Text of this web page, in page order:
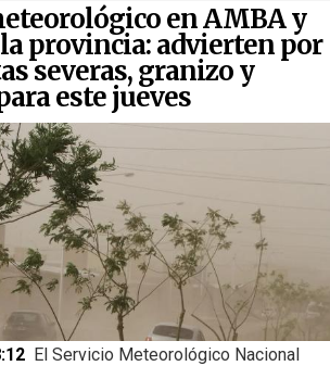
en AMBA y
provincia: advierten por
severas, granizo y
este jueves
El Servicio Meteorológico Nacional